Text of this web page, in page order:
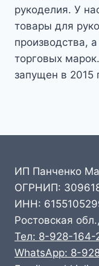
рукоделия. У
товары для
производства,
торговых
запущен в 2015
ИП Панченко
ОГРНИП:
ИНН:
Ростовская
Тел: 8-928-164-
WhatsApp: 8-